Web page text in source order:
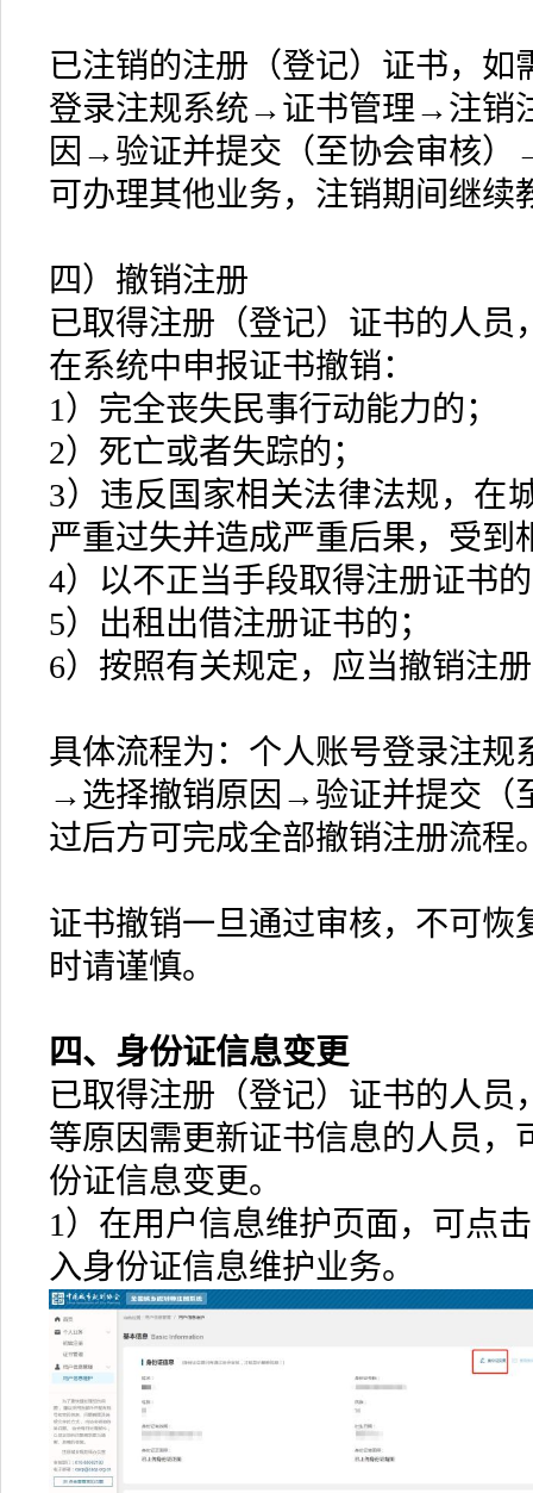
已注销的注册（登记）证书，如
登录注规系统→证书管理→注销
因→验证并提交（至协会审核
可办理其他业务，注销期间继续
四）撤销注册
已取得注册（登记）证书的人员
在系统中申报证书撤销：
1）完全丧失民事行动能力的；
2）死亡或者失踪的；
3）违反国家相关法律法规，在
严重过失并造成严重后果，受到
4）以不正当手段取得注册证书
5）出租出借注册证书的；
6）按照有关规定，应当撤销注
具体流程为：个人账号登录注
→选择撤销原因→验证并提交（
过后方可完成全部撤销注册流程
证书撤销一旦通过审核，不可恢
时请谨慎。
四、 身份证信息变更
已取得注册（登记）证书的人员
等原因需更新证书信息的人员，
份证信息变更。
1）在用户信息维护页面，可点
入身份证信息维护业务。